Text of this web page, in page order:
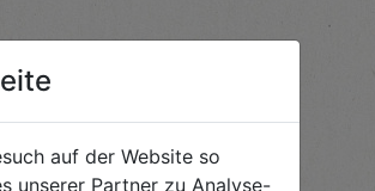
auf der Website so
unserer Partner zu Analyse-